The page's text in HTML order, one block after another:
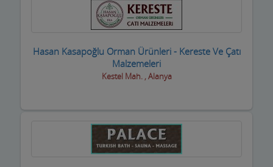
Hasan Kasapoğlu Orman Ürünleri - Kereste Ve Çatı
Malzemeleri
Kestel Mah. , Alanya